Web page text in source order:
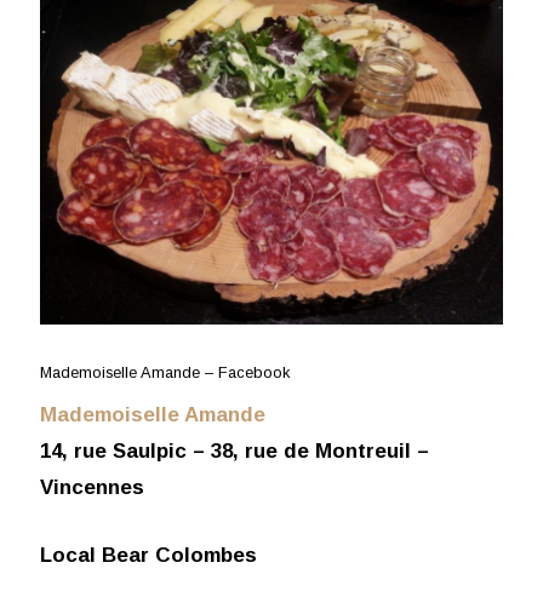
Mademoiselle Amande – Facebook
Mademoiselle Amande
14, rue Saulpic – 38, rue de Montreuil –
Vincennes
Local Bear Colombes